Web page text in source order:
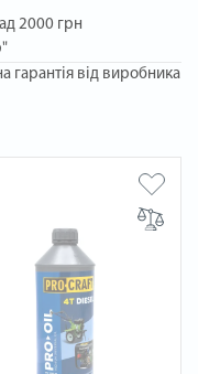
2000 грн
гарантія від виробника